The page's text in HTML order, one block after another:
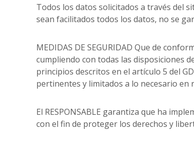
Todos los datos solicitados a través del
sean facilitados todos los datos, no se
MEDIDAS DE SEGURIDAD Que de
cumpliendo con todas las disposiciones
principios descritos en el artículo 5 del
pertinentes y limitados a lo necesario en
El RESPONSABLE garantiza que ha
con el fin de proteger los derechos y